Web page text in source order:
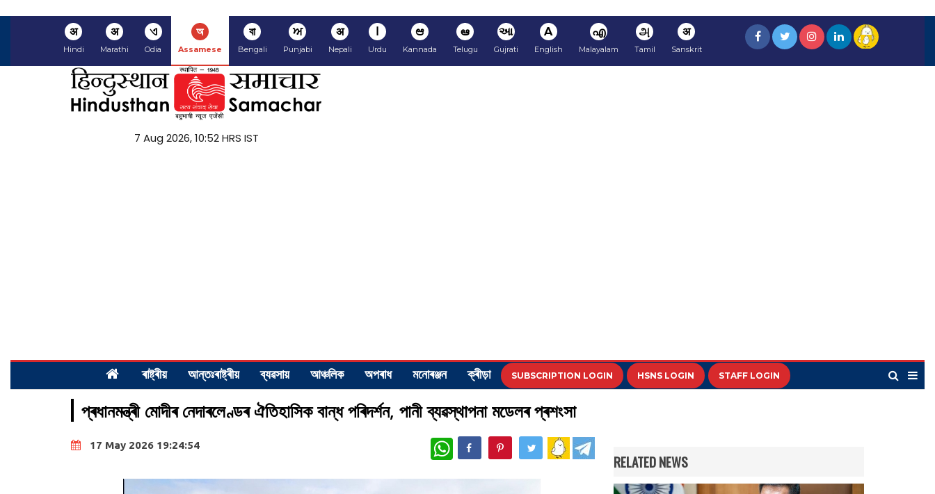
अ
Hindi
अ
Marathi
ଏ
Odia
অ
Assamese
বা
Bengali
ਅ
Punjabi
अ
Nepali
ا
Urdu
ಆ
Kannada
ఆ
Telugu
આ
Gujrati
A
English
എ
Malayalam
அ
Tamil
अ
Sanskrit
7 Aug 2026, 10:52 HRS IST
ৰাষ্ট্ৰীয় আন্তঃৰাষ্ট্ৰীয় ব্যৱসায় আঞ্চলিক অপৰাধ মনোৰঞ্জন ক্ৰীড়া SUBSCRIPTION LOGIN HSNS LOGIN STAFF LOGIN
প্ৰধানমন্ত্ৰী মোদীৰ নেদাৰলেণ্ডৰ ঐতিহাসিক বান্ধ পৰিদৰ্শন, পানী ব্যৱস্থাপনা মডেলৰ প্ৰশংসা
17 May 2026 19:24:54 WhatsApp
RELATED NEWS